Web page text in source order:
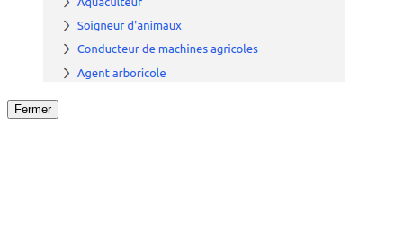
Fermer